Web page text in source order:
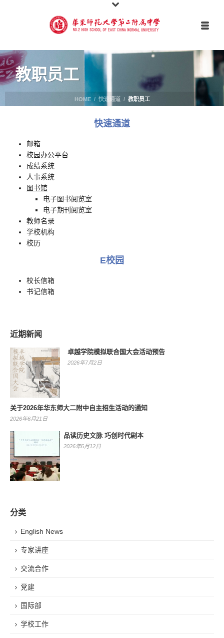
教职员工
HOME / 快速通道 / 教职员工
快速通道
邮箱
校园办公平台
成绩系统
人事系统
图书馆
电子图书阅览室
电子期刊阅览室
教师名录
学校机构
校历
E校园
校长信箱
书记信箱
近期新闻
卓越学院模拟联合国大会活动预告
2026年7月2日
关于2026年华东师大二附中自主招生活动的通知
2026年6月21日
品读历史文脉 巧创时代剧本
2026年6月12日
分类
English News
专家讲座
交流合作
党建
国际部
学校工作